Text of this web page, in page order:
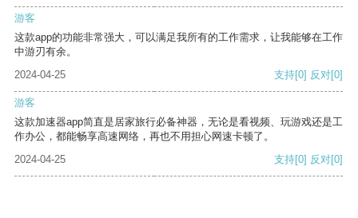
游客
这款app的功能非常强大，可以满足我所有的工作需求，让我能够在工作
中游刃有余。
2024-04-25
支持[0] 反对[0]
游客
这款加速器app简直是居家旅行必备神器，无论是看视频、玩游戏还是工
作办公，都能畅享高速网络，再也不用担心网速卡顿了。
2024-04-25
支持[0] 反对[0]